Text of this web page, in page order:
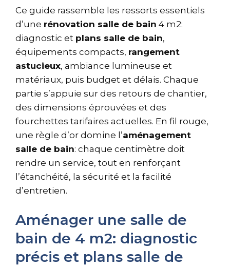
Ce guide rassemble les ressorts essentiels
d’une rénovation salle de bain 4 m2:
diagnostic et plans salle de bain,
équipements compacts, rangement
astucieux, ambiance lumineuse et
matériaux, puis budget et délais. Chaque
partie s’appuie sur des retours de chantier,
des dimensions éprouvées et des
fourchettes tarifaires actuelles. En fil rouge,
une règle d’or domine l’aménagement
salle de bain: chaque centimètre doit
rendre un service, tout en renforçant
l’étanchéité, la sécurité et la facilité
d’entretien.
Aménager une salle de
bain de 4 m2: diagnostic
précis et plans salle de